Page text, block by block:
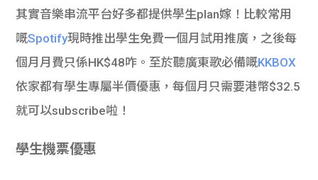
其實音樂串流平台好多都提供學生plan嫁！比較常用
嘅Spotify現時推出學生免費一個月試用推廣，之後每
個月月費只係HK$48咋。至於聽廣東歌必備嘅KKBOX
依家都有學生專屬半價優惠，每個月只需要港幣$32.5
就可以subscribe啦！
學生機票優惠